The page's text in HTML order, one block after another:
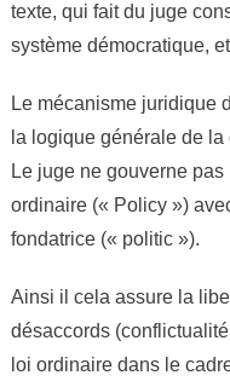
texte, qui fait du juge
système démocratique,
Le mécanisme juridique
la logique générale de
Le juge ne gouverne
ordinaire (« Policy »)
fondatrice (« politic »).
Ainsi il cela assure la
désaccords
loi ordinaire dans le